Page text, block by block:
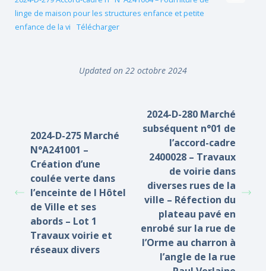
linge de maison pour les structures enfance et petite
enfance de la vi
Télécharger
Updated on 22 octobre 2024
2024-D-275 Marché
N°A241001 –
Création d’une
coulée verte dans
l’enceinte de l Hôtel
de Ville et ses
abords – Lot 1
Travaux voirie et
réseaux divers
2024-D-280 Marché
subséquent n°01 de
l’accord-cadre
2400028 – Travaux
de voirie dans
diverses rues de la
ville – Réfection du
plateau pavé en
enrobé sur la rue de
l’Orme au charron à
l’angle de la rue